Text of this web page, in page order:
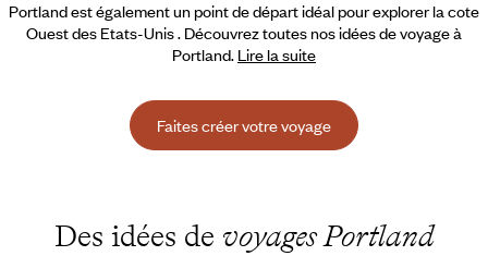
Portland est également un point de départ idéal pour explorer la cote
Ouest des Etats-Unis . Découvrez toutes nos idées de voyage à
Portland. Lire la suite
Faites créer votre voyage
Des idées de voyages Portland